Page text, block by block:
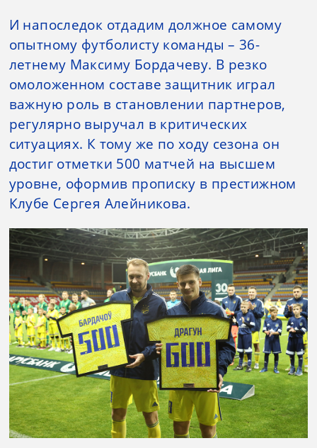
И напоследок отдадим должное самому
опытному футболисту команды – 36-
летнему Максиму Бордачеву. В резко
омоложенном составе защитник играл
важную роль в становлении партнеров,
регулярно выручал в критических
ситуациях. К тому же по ходу сезона он
достиг отметки 500 матчей на высшем
уровне, оформив прописку в престижном
Клубе Сергея Алейникова.